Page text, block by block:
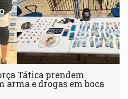
Tática prendem
arma e drogas em boca